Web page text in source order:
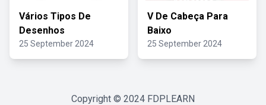
Vários Tipos De
Desenhos
25 September 2024
V De Cabeça Para
Baixo
25 September 2024
Copyright © 2024 FDPLEARN